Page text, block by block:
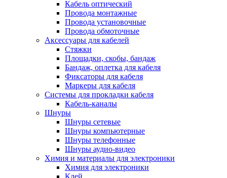
Кабель оптический
Провода монтажные
Провода установочные
Провода обмоточные
Аксессуары для кабелей
Стяжки
Площадки, скобы, бандаж
Бандаж, оплетка для кабеля
Фиксаторы для кабеля
Маркеры для кабеля
Системы для прокладки кабеля
Кабель-каналы
Шнуры
Шнуры сетевые
Шнуры компьютерные
Шнуры телефонные
Шнуры аудио-видео
Химия и материалы для электроники
Химия для электроники
Клей